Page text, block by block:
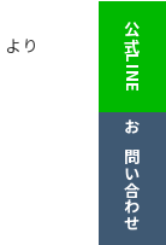
より 公式LINE
お問い合わせ